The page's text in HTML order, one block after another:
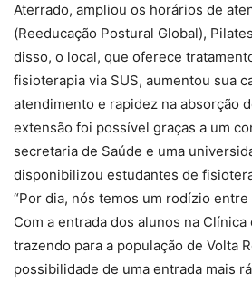
Aterrado, ampliou os horários de
(Reeducação Postural Global),
disso, o local, que oferece
fisioterapia via SUS, aumentou sua
atendimento e rapidez na absorção
extensão foi possível graças a um
secretaria de Saúde e uma
disponibilizou estudantes de
“Por dia, nós temos um rodízio entre
Com a entrada dos alunos na Clínica
trazendo para a população de Volta
possibilidade de uma entrada mais